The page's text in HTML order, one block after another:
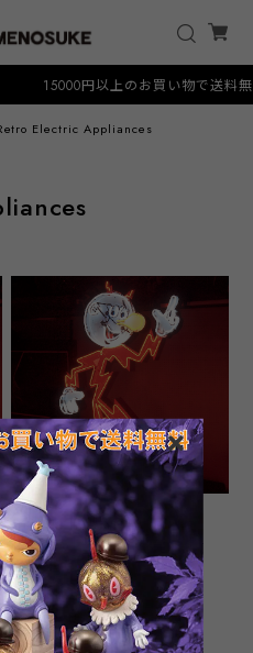
15000円以上のお買い物で送料
Electric Appliances
Reddy Kilowatt vintage
neon sign (remaining
balance)
¥2,673,000
SOLD OUT